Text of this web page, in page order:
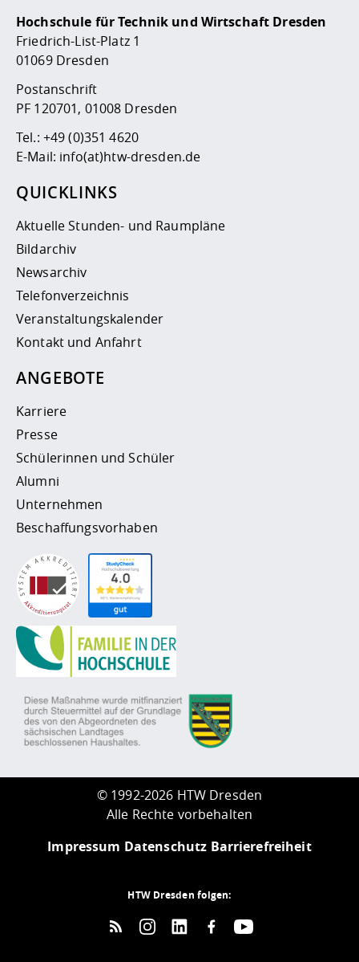
Hochschule für Technik und Wirtschaft Dresden
Friedrich-List-Platz 1
01069 Dresden
Postanschrift
PF 120701, 01008 Dresden
Tel.: +49 (0)351 4620
E-Mail: info(at)htw-dresden.de
QUICKLINKS
Aktuelle Stunden- und Raumpläne
Bildarchiv
Newsarchiv
Telefonverzeichnis
Veranstaltungskalender
Kontakt und Anfahrt
ANGEBOTE
Karriere
Presse
Schülerinnen und Schüler
Alumni
Unternehmen
Beschaffungsvorhaben
© 1992-2026 HTW Dresden
Alle Rechte vorbehalten
Impressum Datenschutz Barrierefreiheit
HTW Dresden folgen: